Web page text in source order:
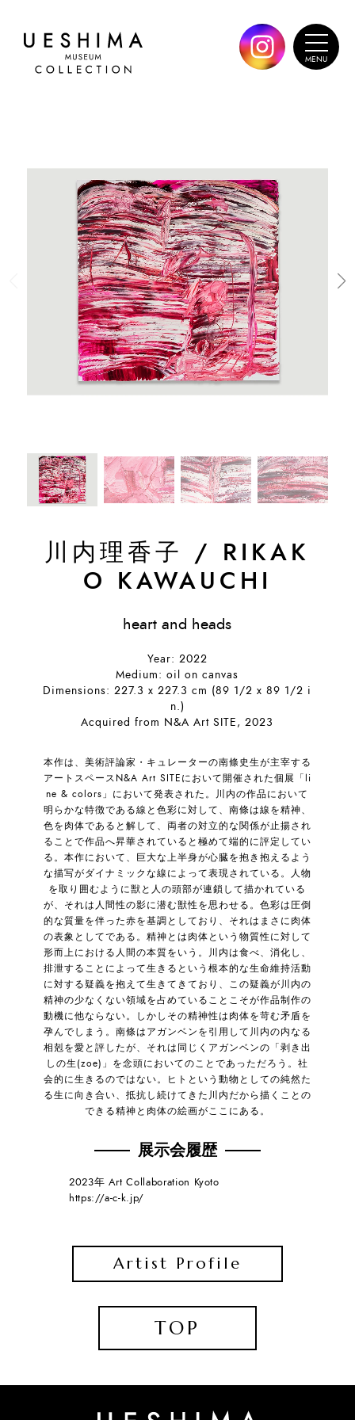
川内理香子 /
RIKAK
O KAWAUCHI
heart and heads
Year: 2022
Medium: oil on canvas
Dimensions: 227.3 x 227.3 cm (89 1/2 x 89 1/2 i
n.)
Acquired from N&A Art SITE, 2023
本作は、美術評論家・キュレーターの南條史生が主宰する
アートスペースN&A Art SITEにおいて開催された個展「li
ne & colors」において発表された。川内の作品において
明らかな特徴である線と色彩に対して、南條は線を精神、
色を肉体であると解して、両者の対立的な関係が止揚され
ることで作品へ昇華されていると極めて端的に評定してい
る。本作において、巨大な上半身が心臓を抱き抱えるよう
な描写がダイナミックな線によって表現されている。人物
を取り囲むように獣と人の頭部が連鎖して描かれている
が、それは人間性の影に潜む獣性を思わせる。色彩は圧倒
的な質量を伴った赤を基調としており、それはまさに肉体
の表象としてである。精神とは肉体という物質性に対して
形而上における人間の本質をいう。川内は食べ、消化し、
排泄することによって生きるという根本的な生命維持活動
に対する疑義を抱えて生きてきており、この疑義が川内の
精神の少なくない領域を占めていることこそが作品制作の
動機に他ならない。しかしその精神性は肉体を苛む矛盾を
孕んでしまう。南條はアガンベンを引用して川内の内なる
相剋を愛と評したが、それは同じくアガンベンの「剥き出
しの生(zoe)」を念頭においてのことであっただろう。社
会的に生きるのではない。ヒトという動物としての純然た
る生に向き合い、抵抗し続けてきた川内だから描くことの
できる精神と肉体の絵画がここにある。
展示会履歴
2023年 Art Collaboration Kyoto
https://a-c-k.jp/
Artist Profile
TOP